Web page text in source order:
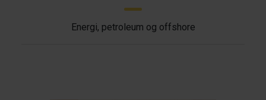
Energi, petroleum og offshore